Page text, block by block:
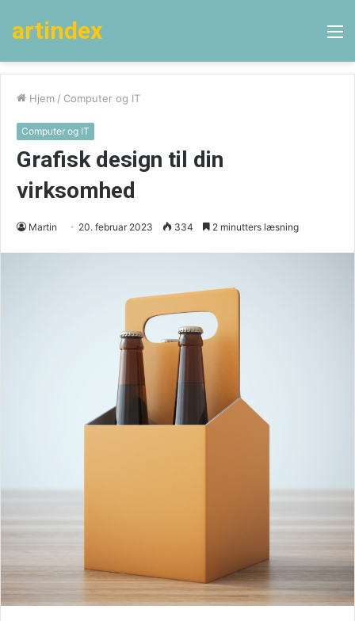
artindex
Hjem / Computer og IT
Computer og IT
Grafisk design til din
virksomhed
Martin 20. februar 2023 334 2 minutters læsning